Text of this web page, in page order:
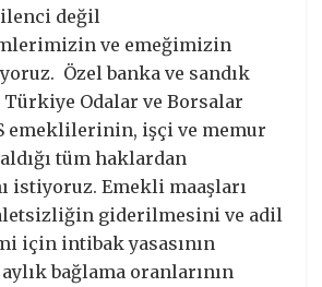
değil
ve emeğimizin
Özel banka ve sandık
Odalar ve Borsalar
emeklilerinin, işçi ve memur
tüm haklardan
istiyoruz. Emekli maaşları
giderilmesini ve adil
için intibak yasasının
aylık bağlama oranlarının